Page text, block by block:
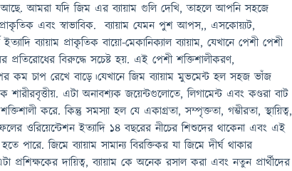
আমরা যদি জিম এর ব্যায়াম গুলি দেখি, তাহলে আপনি সহজে
এবং স্বাভাবিক. ব্যায়াম যেমন পুশ আপস,, এসকোয়্যট,
ব্যায়াম প্রাকৃতিক বায়ো-মেকানিক্যাল ব্যায়াম, যেখানে পেশী পেশী
বিরুদ্ধে সচেষ্ট হয়. এই পেশী শক্তিশালীকরণ,
কম চাপ রেখে বাড়ে।যেখানে জিম ব্যায়াম মুভমেন্ট হল সহজ ভাঁজ
শারীরবৃত্তীয়. এটা অনাবশ্যক জয়েন্টগুলোতে, লিগামেন্ট এবং কণ্ডরা বাট
করে. কিন্তু সমস্যা হল যে একাগ্রতা, সম্পৃক্ততা, গম্ভীরতা, স্থায়িত্ব,
ওরিয়েন্টেশন ইত্যাদি 14 বছরের নীচের শিশুদের থাকেনা এবং এই
পারে. জিমে ব্যায়াম সামান্য বিরক্তিকর যা জিমে দীর্ঘ থাকার
দায়িত্ব, ব্যায়াম কে অনেক রসাল করা এবং নতুন প্রার্থীদের